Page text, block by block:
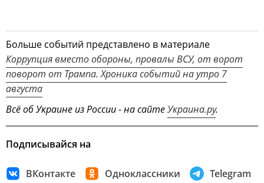
Больше событий представлено в материале
Коррупция вместо обороны, провалы ВСУ, от ворот
поворот от Трампа. Хроника событий на утро 7
августа
Всё об Украине из России - на сайтеУкраина.ру.
Подписывайся на
ВКонтакте Одноклассники Telegram